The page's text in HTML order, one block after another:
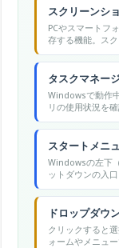
スクリーンシ
PCやスマートフ
存する機能。スク
タスクマネー
Windowsで動作
リの使用状況を
スタートメニ
Windowsの左下
ットダウンの入
ドロップダウ
クリックすると
ォームやメニュ